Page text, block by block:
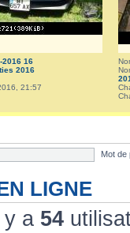
2016 16
2016
21:57
Mot de
LIGNE
y a 54